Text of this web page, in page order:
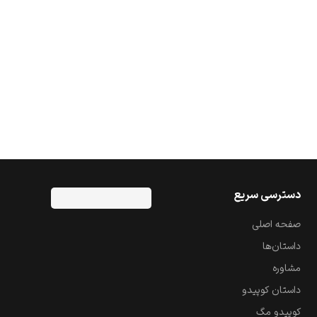
دسترسی سریع
صفحه اصلی
داستان‌ها
مشاوره
داستان کوپیدو
کوپیدو مگ